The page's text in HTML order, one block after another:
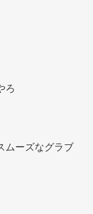
ろ
ムーズなグラブ